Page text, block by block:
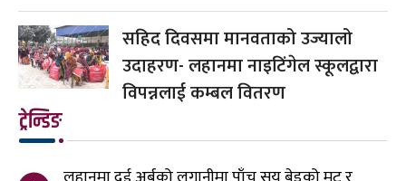
सहिद दिवसमा मानवताको उज्यालो
उदाहरण- लहानमा नाइटिंगेल स्कूलद्वारा
विपन्नलाई कम्बल वितरण
ट्रेन्डिङ